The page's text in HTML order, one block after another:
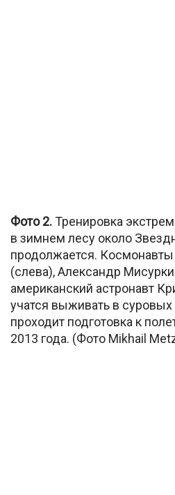
Фото 2.Тренировка
в зимнем лесу около
продолжается.
(слева), Александр
американский астронавт
учатся выживать в суровых
проходит подготовка к
2013 года. (Фото Mikhail